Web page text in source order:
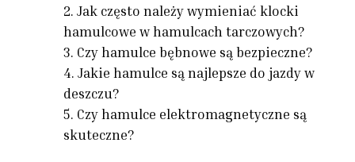
Jak często należy wymieniać klocki
hamulcowe w hamulcach tarczowych?
Czy hamulce bębnowe są bezpieczne?
Jakie hamulce są najlepsze do jazdy w
deszczu?
Czy hamulce elektromagnetyczne są
skuteczne?